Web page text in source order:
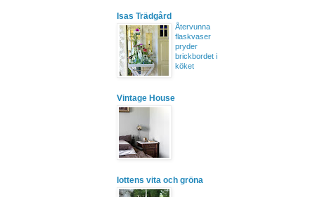
Isas Trädgård
Återvunna
flaskvaser
pryder
brickbordet i
köket
Vintage House
lottens vita och gröna